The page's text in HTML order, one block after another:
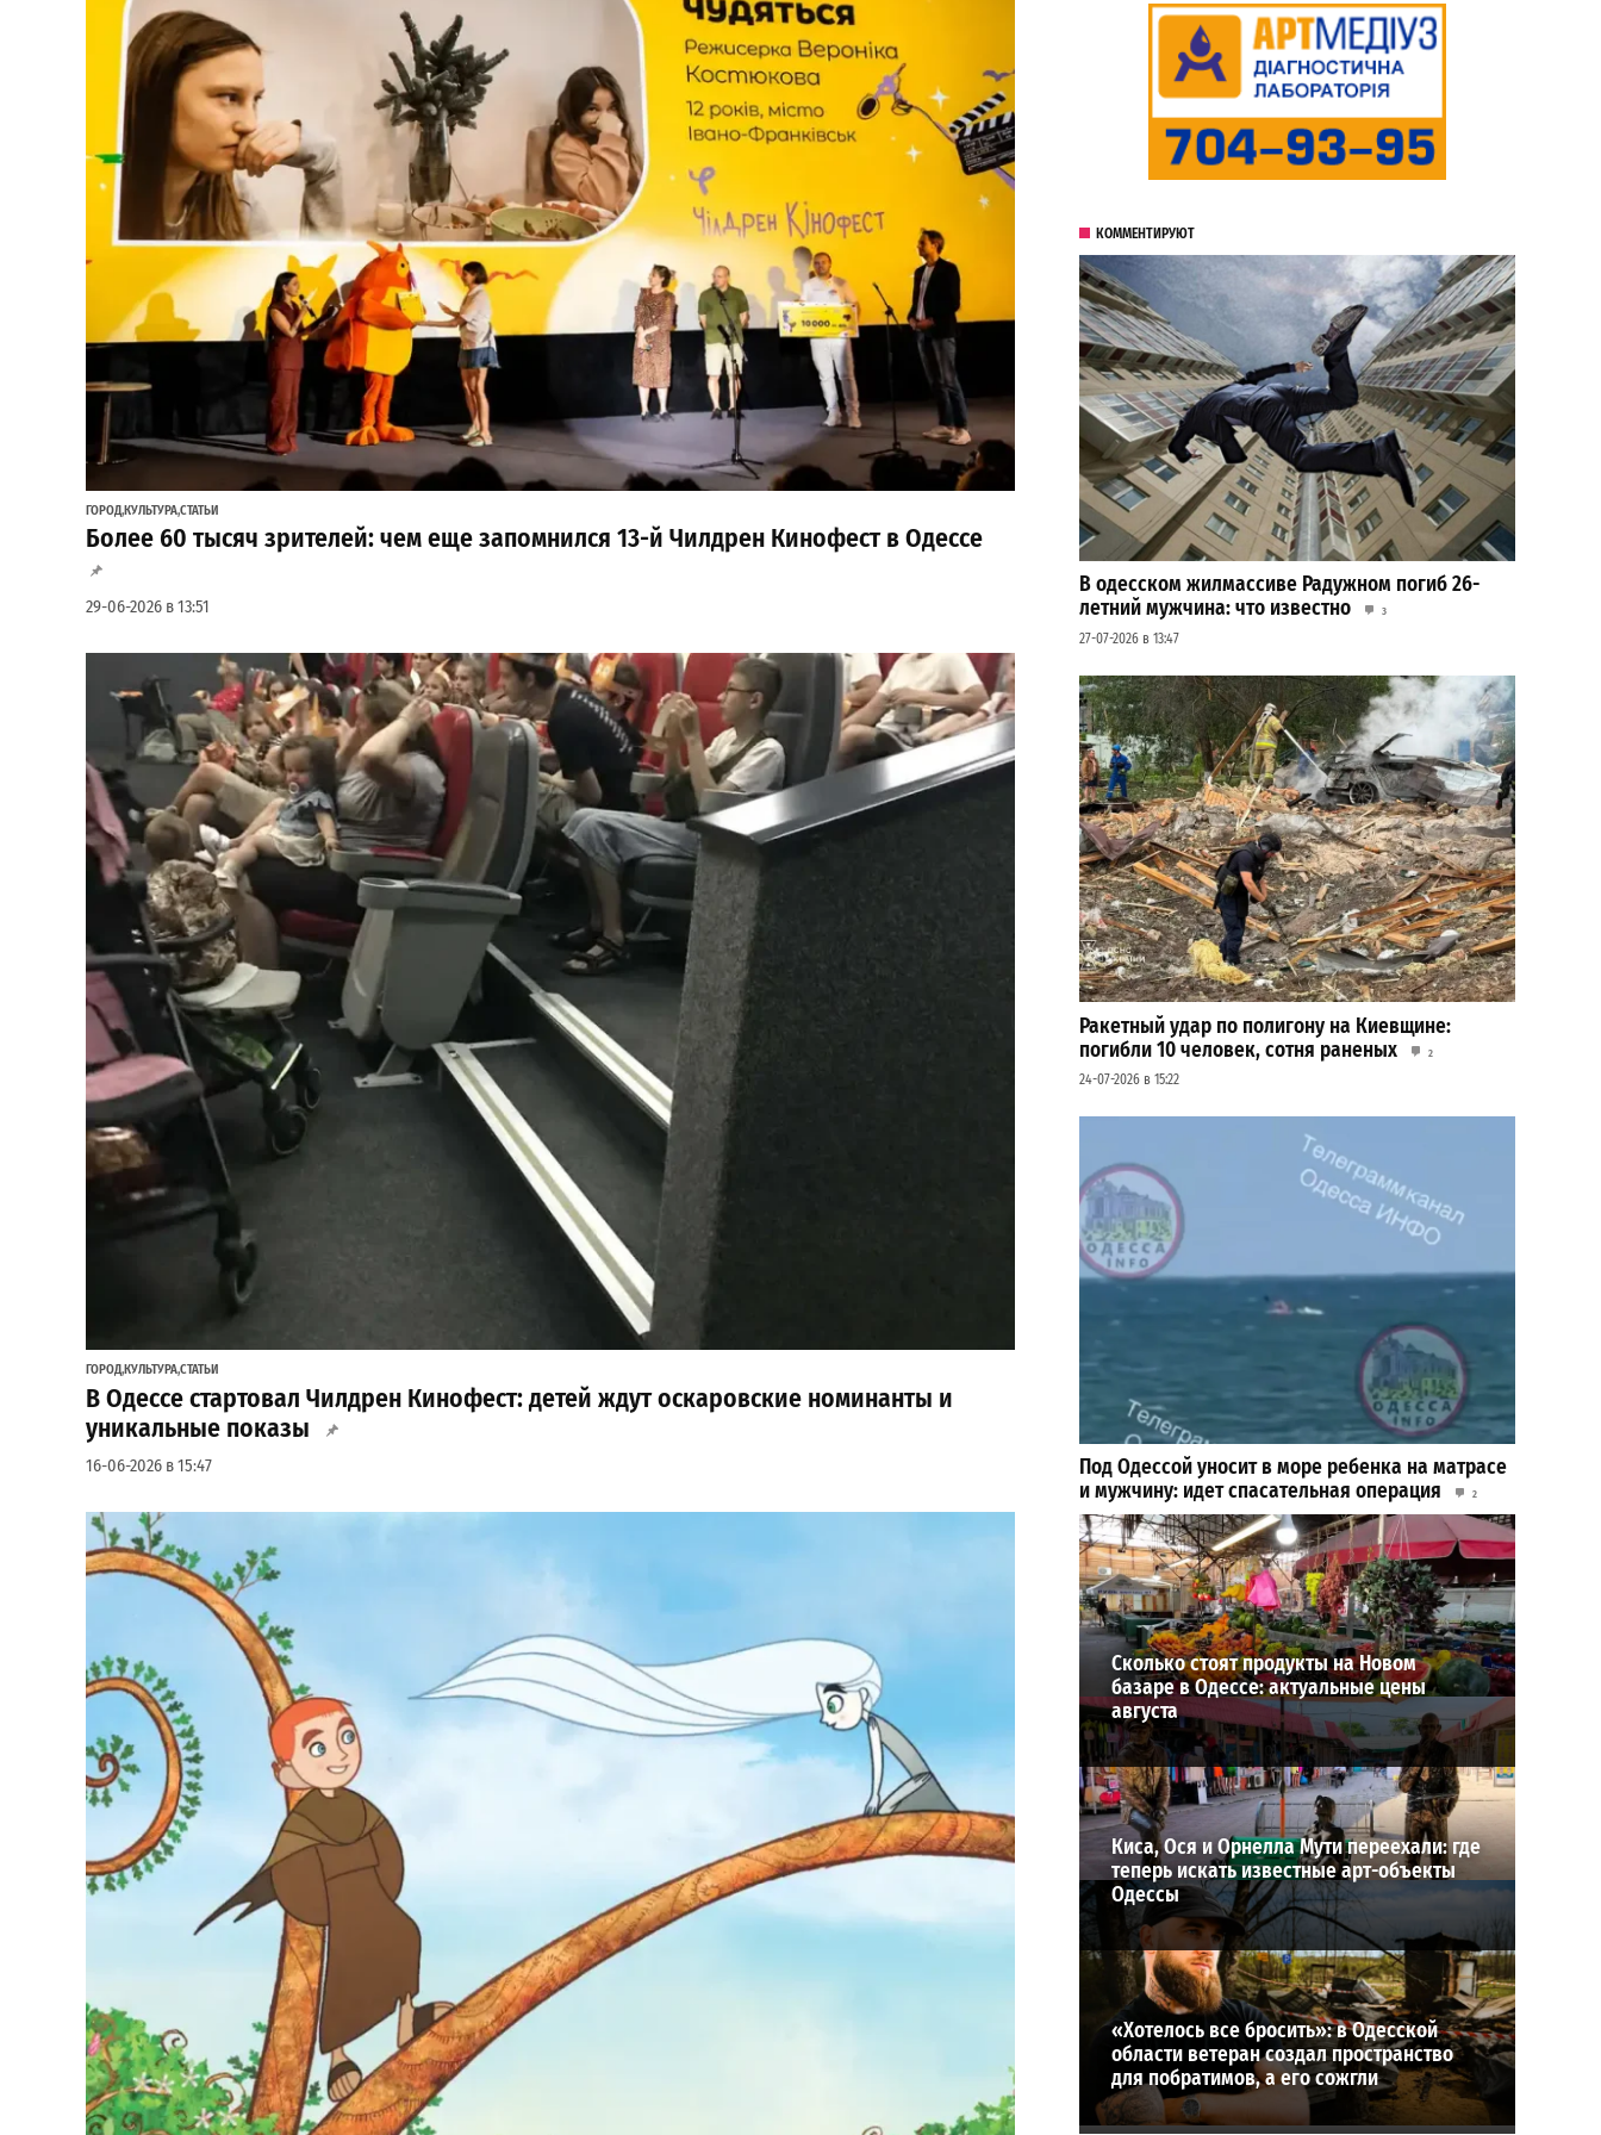
ГОРОД,КУЛЬТУРА,СТАТЬИ
Более 60 тысяч зрителей: чем еще запомнился 13-й Чилдрен Кинофест в Одессе
29-06-2026 в 13:51
ГОРОД,КУЛЬТУРА,СТАТЬИ
В Одессе стартовал Чилдрен Кинофест: детей ждут оскаровские номинанты и
уникальные показы
16-06-2026 в 15:47
КОММЕНТИРУЮТ
В одесском жилмассиве Радужном погиб 26-
летний мужчина: что известно
3
27-07-2026 в 13:47
Ракетный удар по полигону на Киевщине:
погибли 10 человек, сотня раненых
2
24-07-2026 в 15:22
Под Одессой уносит в море ребенка на матрасе
и мужчину: идет спасательная операция
2
28-07-2026 в 17:51
ВИБОР РЕДАКЦИИ
Сколько стоят продукты на Новом
базаре в Одессе: актуальные цены
августа
Киса, Ося и Орнелла Мути переехали: где
теперь искать известные арт-объекты
Одессы
«Хотелось все бросить»: в Одесской
области ветеран создал пространство
для побратимов, а его сожгли